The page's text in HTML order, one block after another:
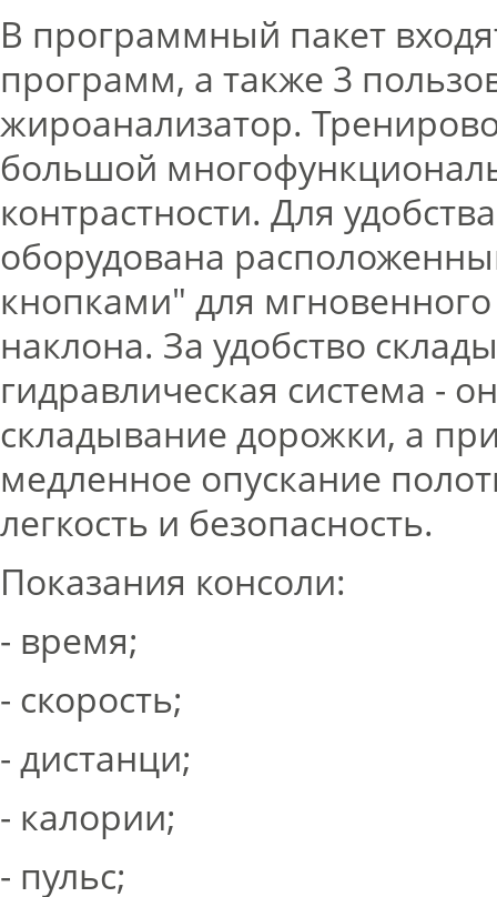
В программный пакет
программ, а также 3
жироанализатор.
большой
контрастности. Для
оборудована
кнопками" для
наклона. За удобство
гидравлическая система -
складывание дорожки, а
медленное опускание
легкость и безопасность.
Показания консоли:
- время;
- скорость;
- дистанци;
- калории;
- пульс;